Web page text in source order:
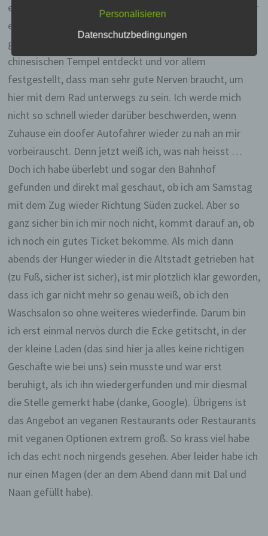
einen netten kleinen Park mit einem Bach gefunden, der
echt idyllisch war, obwohl direkt daneben der Verkehr
gerauscht ist. Außerdem habe ich noch einen
chinesischen Tempel entdeckt und vor allem
festgestellt, dass man sehr gute Nerven braucht, um
hier mit dem Rad unterwegs zu sein. Ich werde mich
nicht so schnell wieder darüber beschwerden, wenn
Zuhause ein doofer Autofahrer wieder zu nah an mir
vorbeirauscht. Denn jetzt weiß ich, was nah heisst …
Doch ich habe überlebt und sogar den Bahnhof
gefunden und direkt mal geschaut, ob ich am Samstag
mit dem Zug wieder Richtung Süden zuckel. Aber so
ganz sicher bin ich mir noch nicht, kommt darauf an, ob
ich noch ein gutes Ticket bekomme. Als mich dann
abends der Hunger wieder in die Altstadt getrieben hat
(zu Fuß, sicher ist sicher), ist mir plötzlich klar geworden,
dass ich gar nicht mehr so genau weiß, ob ich den
Waschsalon so ohne weiteres wiederfinde. Darum bin
ich erst einmal nervös durch die Ecke getitscht, in der
der kleine Laden (das sind hier ja alles keine richtigen
Geschäfte wie bei uns) sein musste und war erst
beruhigt, als ich ihn wiedergerfunden und mir diesmal
die Stelle gemerkt habe (danke, Google). Übrigens ist
das Angebot an veganen Restaurants oder Restaurants
mit veganen Optionen extrem groß. So krass viel habe
ich das echt noch nirgends gesehen. Aber leider habe ich
nur einen Magen (der an dem Abend dann mit Dal und
Naan gefüllt habe).
LocalStorage und SessionStorage durch
Zahlreiche Internetseiten und Server verwenden
Cookies. Viele Cookies enthalten eine sogenannte
Kennung des Cookies. Sie besteht aus einer
Zeichenfolge, durch welche Internetseiten und
werden können, in dem das Cookie gespeichert
wurde. Dies ermöglicht es den besuchten
Browser der betroffenen Person von anderen
Internetbrowsern, die andere Cookies enthalten,
kann über die eindeutige Cookie-ID wiedererkannt
und identifiziert werden.
Durch den Einsatz von Cookies kann den Nutzern
dieser Internetseite nutzerfreundlichere Services
bereitstellen, die ohne die Cookie-Setzung nicht
möglich wären.
Mittels eines Cookies können die Informationen
des Benutzers optimiert werden. Cookies
ermöglichen uns, wie bereits erwähnt, die
Benutzer unserer Internetseite wiederzuerkennen.
Zweck dieser Wiedererkennung ist es, den
Nutzern die Verwendung unserer Internetseite zu
erleichtern. Der Benutzer einer Internetseite, die
Cookies verwendet, muss beispielsweise nicht bei
jedem Besuch der Internetseite erneut seine
Zugangsdaten eingeben, weil dies von der
Internetseite und dem auf dem Computersystem
des Benutzers abgelegten Cookie übernommen
wird. Ein weiteres Beispiel ist das Cookie eines
Warenkorbes im Online-Shop. Der Online-Shop
merkt sich die Artikel, die ein Kunde in den
virtuellen Warenkorb gelegt hat, über ein Cookie.
Personalisieren
Datenschutzbedingungen